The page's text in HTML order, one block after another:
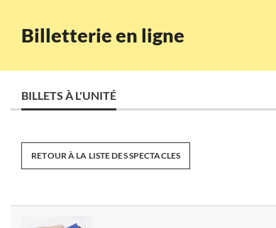
Billetterie en ligne
BILLETS À L'UNITÉ
RETOUR À LA LISTE DES SPECTACLES